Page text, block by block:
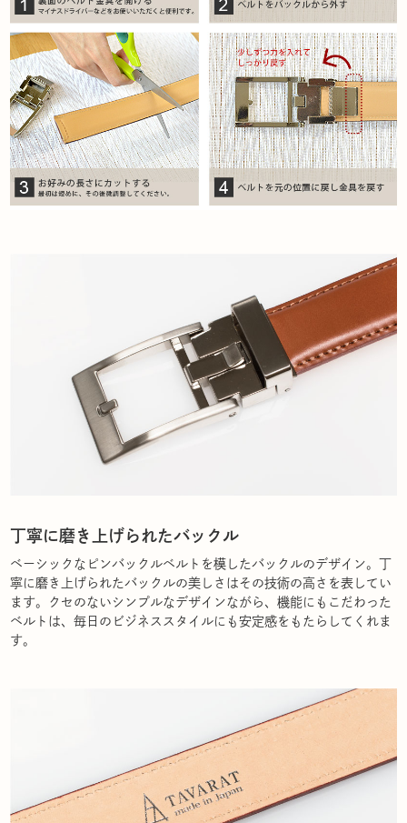
丁寧に磨き上げられたバックル
ベーシックなピンバックルベルトを模したバックルのデザイン。丁
寧に磨き上げられたバックルの美しさはその技術の高さを表してい
ます。クセのないシンプルなデザインながら、機能にもこだわった
ベルトは、毎日のビジネススタイルにも安定感をもたらしてくれま
す。